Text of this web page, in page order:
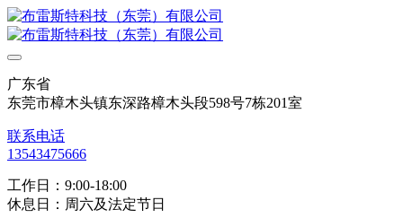
广东省
东莞市樟木头镇东深路樟木头段598号7栋201室
联系电话
13543475666
工作日：9:00-18:00
休息日：周六及法定节日